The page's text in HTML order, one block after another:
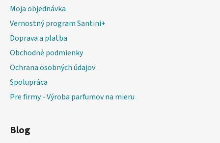
Moja objednávka
Vernostný program Santini+
Doprava a platba
Obchodné podmienky
Ochrana osobných údajov
Spolupráca
Pre firmy - Výroba parfumov na mieru
Blog